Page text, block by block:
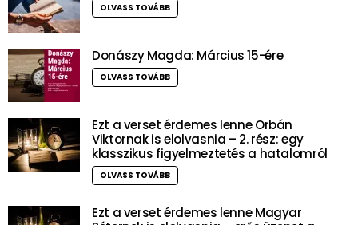
OLVASS TOVÁBB
Donászy Magda: Március 15-ére
OLVASS TOVÁBB
Ezt a verset érdemes lenne Orbán
Viktornak is elolvasnia – 2. rész: egy
klasszikus figyelmeztetés a hatalomról
OLVASS TOVÁBB
Ezt a verset érdemes lenne Magyar